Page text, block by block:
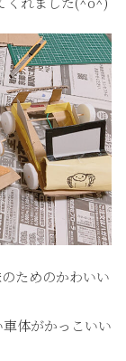
ためのかわいい
体がかっこいい